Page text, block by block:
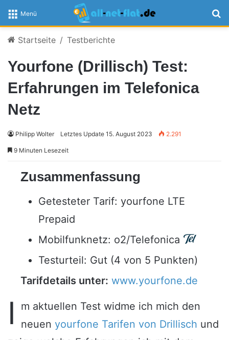
Menü
Startseite / Testberichte
Yourfone (Drillisch) Test:
Erfahrungen im Telefonica
Netz
Philipp Wolter Letztes Update 15. August 2023 2.291
9 Minuten Lesezeit
Zusammenfassung
Getesteter Tarif: yourfone LTE
Prepaid
Mobilfunknetz: o2/Telefonica
Testurteil: Gut (4 von 5 Punkten)
Tarifdetails unter: www.yourfone.de
I
m aktuellen Test widme ich mich den
neuen yourfone Tarifen von Drillisch und